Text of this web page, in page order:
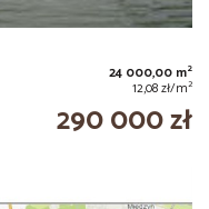
24 000,00 m2
12,08 zł/m2
290 000 zł